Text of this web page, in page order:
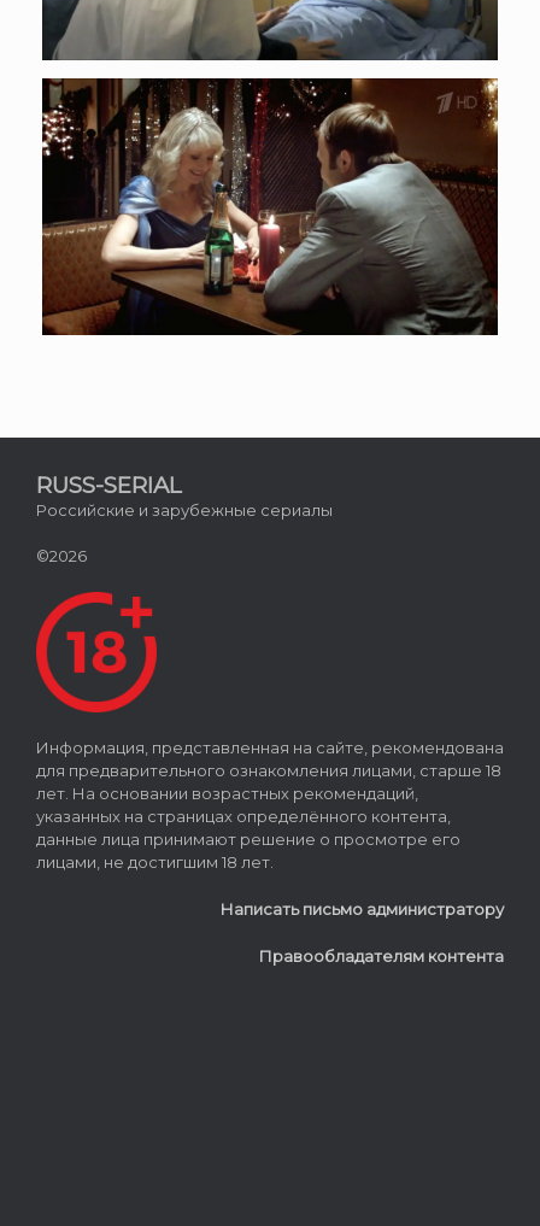
RUSS-SERIAL
Российские и зарубежные сериалы
©2026
Информация, представленная на сайте, рекомендована
для предварительного ознакомления лицами, старше 18
лет. На основании возрастных рекомендаций,
указанных на страницах определённого контента,
данные лица принимают решение о просмотре его
лицами, не достигшим 18 лет.
Написать письмо администратору
Правообладателям контента